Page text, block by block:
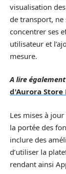
visualisation
de transport, ne
concentrer ses
utilisateur et
mesure.
A lire
d'Aurora
Les mises à
la portée des
inclure des
d’utiliser la
rendant ainsi